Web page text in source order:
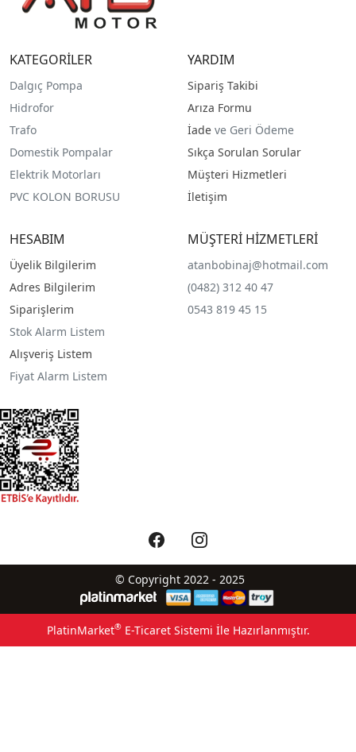
KATEGORİLER
Dalgıç Pompa
Hidrofor
Trafo
Domestik Pompalar
Elektrik Motorları
PVC KOLON BORUSU
YARDIM
Sipariş Takibi
Arıza Formu
İade ve Geri Ödeme
Sıkça Sorulan Sorular
Müşteri Hizmetleri
İletişim
HESABIM
Üyelik Bilgilerim
Adres Bilgilerim
Siparişlerim
Stok Alarm Listem
Alışveriş Listem
Fiyat Alarm Listem
MÜŞTERİ HİZMETLERİ
atanbobinaj@hotmail.com
(0482) 312 40 47
0543 819 45 15
© Copyright 2022 - 2025
PlatinMarket®E-Ticaret Sistemi İle Hazırlanmıştır.